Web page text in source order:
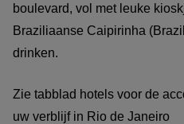
boulevard, vol met leuke
Braziliaanse Caipirinha
drinken.
Zie tabblad hotels voor de
uw verblijf in Rio de Janeiro